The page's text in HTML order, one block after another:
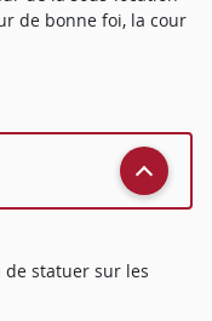
de bonne foi, la cour
de statuer sur les